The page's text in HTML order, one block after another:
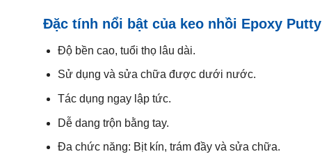
Đặc tính nổi bật của keo nhồi Epoxy Putty
Độ bền cao, tuổi thọ lâu dài.
Sử dụng và sửa chữa được dưới nước.
Tác dụng ngay lập tức.
Dễ dang trộn bằng tay.
Đa chức năng: Bịt kín, trám đầy và sửa chữa.